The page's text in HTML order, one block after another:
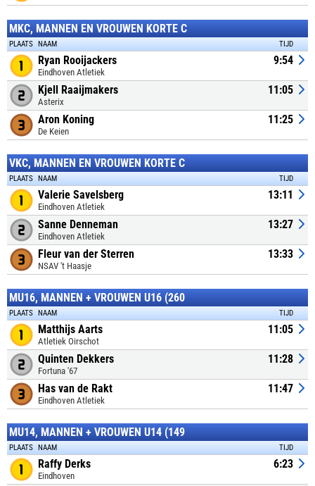
MKC, MANNEN EN VROUWEN KORTE C
PLAATS NAAM TIJD
Ryan Rooijackers
Eindhoven Atletiek
9:54
Kjell Raaijmakers
Asterix
11:05
Aron Koning
De Keien
11:25
VKC, MANNEN EN VROUWEN KORTE C
PLAATS NAAM TIJD
Valerie Savelsberg
Eindhoven Atletiek
13:11
Sanne Denneman
Eindhoven Atletiek
13:27
Fleur van der Sterren
NSAV 't Haasje
13:33
MU16, MANNEN + VROUWEN U16 (260
PLAATS NAAM TIJD
Matthijs Aarts
Atletiek Oirschot
11:05
Quinten Dekkers
Fortuna '67
11:28
Has van de Rakt
Eindhoven Atletiek
11:47
MU14, MANNEN + VROUWEN U14 (149
PLAATS NAAM TIJD
Raffy Derks
Eindhoven
6:23